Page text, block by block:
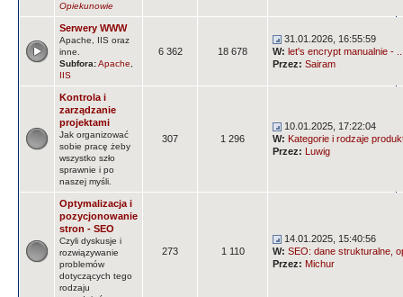
Opiekunowie
Serwery WWW
Apache, IIS oraz
inne.
Subfora:Apache
IIS
6 362 18 678
31.01.2026, 16:55:59
W: let's encrypt manualnie -
Przez: Sairam
Kontrola i
zarządzanie
projektami
Jak organizować
sobie pracę żeby
wszystko szło
sprawnie i po
naszej myśli.
307 1 296
10.01.2025, 17:22:04
W: Kategorie i rodzaje
Przez: Luwig
Optymalizacja i
pozycjonowanie
stron - SEO
Czyli dyskusje i
rozwiązywanie
problemów
dotyczących tego
rodzaju
273 1 110
14.01.2025, 15:40:56
W: SEO: dane strukturalne,
Przez: Michur